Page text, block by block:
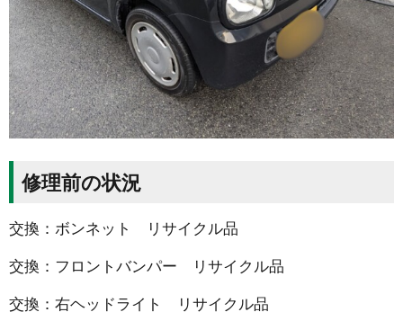
修理前の状況
交換：ボンネット リサイクル品
交換：フロントバンパー リサイクル品
交換：右ヘッドライト リサイクル品